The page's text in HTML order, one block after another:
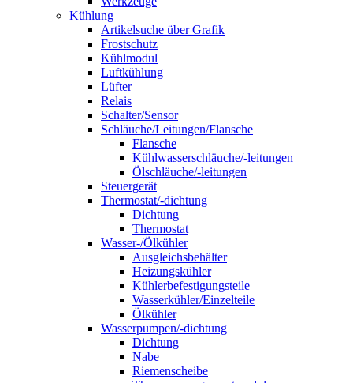
Kühlung
Artikelsuche über Grafik
Frostschutz
Kühlmodul
Luftkühlung
Lüfter
Relais
Schalter/Sensor
Schläuche/Leitungen/Flansche
Flansche
Kühlwasserschläuche/-leitungen
Ölschläuche/-leitungen
Steuergerät
Thermostat/-dichtung
Dichtung
Thermostat
Wasser-/Ölkühler
Ausgleichsbehälter
Heizungskühler
Kühlerbefestigungsteile
Wasserkühler/Einzelteile
Ölkühler
Wasserpumpen/-dichtung
Dichtung
Nabe
Riemenscheibe